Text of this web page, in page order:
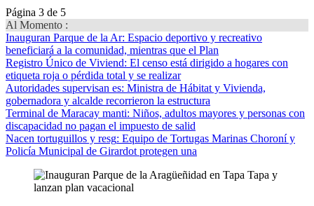
Página 3 de 5
Al Momento :
Inauguran Parque de la Ar: Espacio deportivo y recreativo
beneficiará a la comunidad, mientras que el Plan
Registro Único de Viviend: El censo está dirigido a hogares con
etiqueta roja o pérdida total y se realizar
Autoridades supervisan es: Ministra de Hábitat y Vivienda,
gobernadora y alcalde recorrieron la estructura
Terminal de Maracay manti: Niños, adultos mayores y personas con
discapacidad no pagan el impuesto de salid
Nacen tortuguillos y resg: Equipo de Tortugas Marinas Choroní y
Policía Municipal de Girardot protegen una